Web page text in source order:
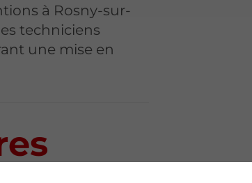
à Rosny-sur-
techniciens
une mise en